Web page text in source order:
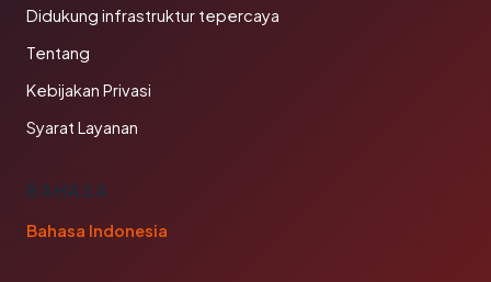
Didukung infrastruktur tepercaya
Tentang
Kebijakan Privasi
Syarat Layanan
BAHASA
Bahasa Indonesia